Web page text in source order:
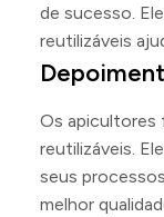
de sucesso.
reutilizáveis
Os apicultores
reutilizáveis.
seus
melhor